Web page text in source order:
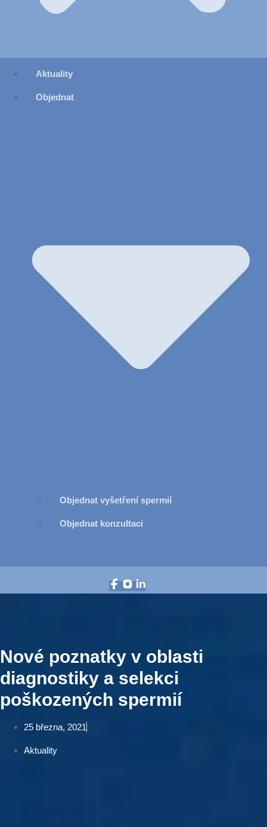
Aktuality
Objednat
Objednat vyšetření spermií
Objednat konzultaci
Nové poznatky v oblasti
diagnostiky a selekci
poškozených spermií
25 března, 2021
Aktuality